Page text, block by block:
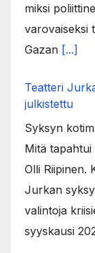
miksi
varovaiseksi
Gazan [...]
Teatteri
julkistettu
Syksyn
Mitä tapahtui
Olli Riipinen.
Jurkan
valintoja
syyskausi